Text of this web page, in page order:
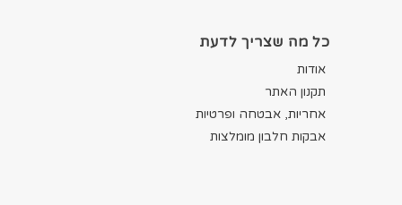
כל מה שצריך לדעת
אודות
תקנון האתר
אחריות, אבטחה ופרטיות
אבקות חלבון מומלצות